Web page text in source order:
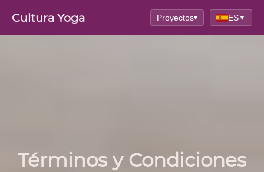
Cultura Yoga Proyectos▾ ES▼
Términos y Condiciones